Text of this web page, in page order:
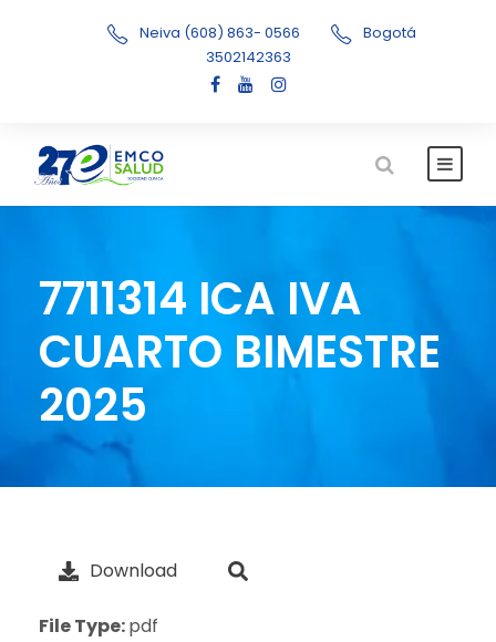
Neiva (608) 863- 0566
Bogotá
3502142363
7711314 ICA IVA
CUARTO BIMESTRE
2025
Download
File Type:pdf